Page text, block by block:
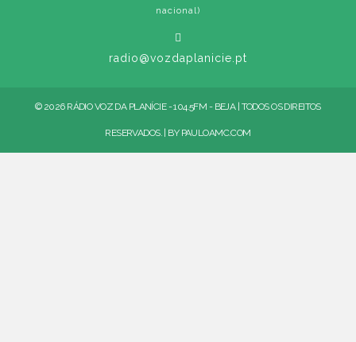
nacional)
radio@vozdaplanicie.pt
© 2026 RÁDIO VOZ DA PLANÍCIE - 104.5FM - BEJA | TODOS OS DIREITOS
RESERVADOS. | BY PAULOAMC.COM